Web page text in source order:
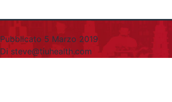
Pubblicato 5 Marzo 2019
Di steve@tiuhealth.com